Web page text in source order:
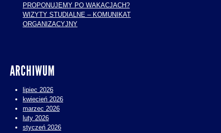
PROPONUJEMY PO WAKACJACH?
WIZYTY STUDIALNE – KOMUNIKAT
ORGANIZACYJNY
ARCHIWUM
lipiec 2026
kwiecień 2026
marzec 2026
luty 2026
styczeń 2026